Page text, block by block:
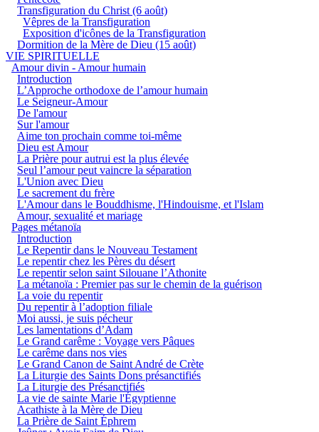
Transfiguration du Christ (6 août)
Vêpres de la Transfiguration
Exposition d'icônes de la Transfiguration
Dormition de la Mère de Dieu (15 août)
VIE SPIRITUELLE
Amour divin - Amour humain
Introduction
L’Approche orthodoxe de l’amour humain
Le Seigneur-Amour
De l'amour
Sur l'amour
Aime ton prochain comme toi-même
Dieu est Amour
La Prière pour autrui est la plus élevée
Seul l’amour peut vaincre la séparation
L'Union avec Dieu
Le sacrement du frère
L'Amour dans le Bouddhisme, l'Hindouisme, et l'Islam
Amour, sexualité et mariage
Pages métanoïa
Introduction
Le Repentir dans le Nouveau Testament
Le repentir chez les Pères du désert
Le repentir selon saint Silouane l’Athonite
La métanoïa : Premier pas sur le chemin de la guérison
La voie du repentir
Du repentir à l’adoption filiale
Moi aussi, je suis pécheur
Les lamentations d’Adam
Le Grand carême : Voyage vers Pâques
Le carême dans nos vies
Le Grand Canon de Saint André de Crète
La Liturgie des Saints Dons présanctifiés
La Liturgie des Présanctifiés
La vie de sainte Marie l'Égyptienne
Acathiste à la Mère de Dieu
La Prière de Saint Éphrem